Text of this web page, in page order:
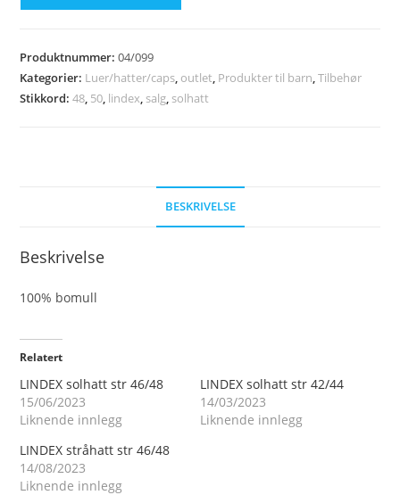
antall
Produktnummer:04/099
Kategorier: Luer/hatter/caps, outlet, Produkter til barn,Tilbehør
Stikkord:48, 50, lindex, salg, solhatt
BESKRIVELSE
Beskrivelse
100% bomull
Relatert
LINDEX solhatt str 46/48
15/06/2023
Liknende innlegg
LINDEX solhatt str 42/44
14/03/2023
Liknende innlegg
LINDEX stråhatt str 46/48
14/08/2023
Liknende innlegg